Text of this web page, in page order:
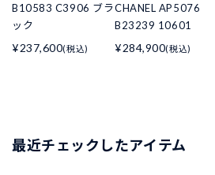
B10583 C3906 ブラ
ック
¥237,600(税込)
CHANEL AP5076
B23239 10601
¥284,900(税込)
最近チェックしたアイテム